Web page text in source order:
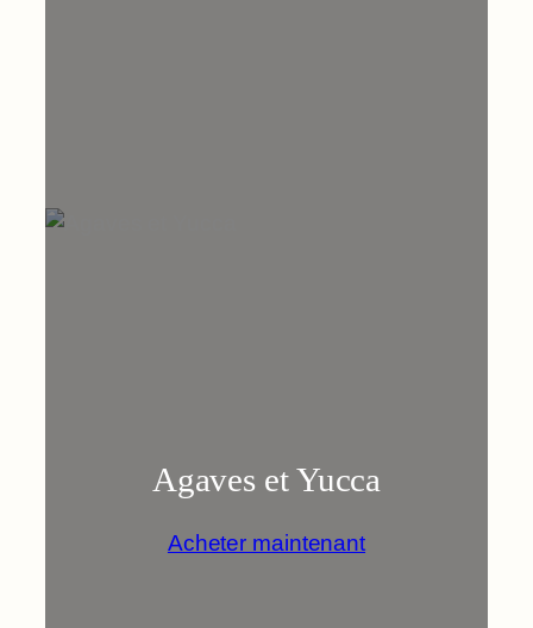
Agaves et Yucca
Acheter maintenant